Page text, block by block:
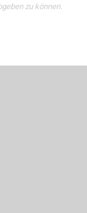
zu können.